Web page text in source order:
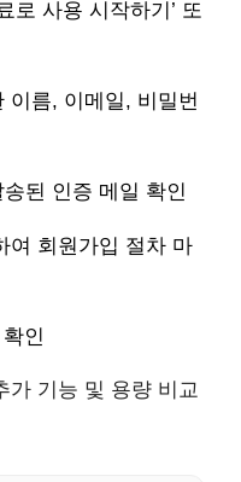
로 사용 시작하기’ 또
이름, 이메일, 비밀번
된 인증 메일 확인
여 회원가입 절차 마
인
가 기능 및 용량 비교